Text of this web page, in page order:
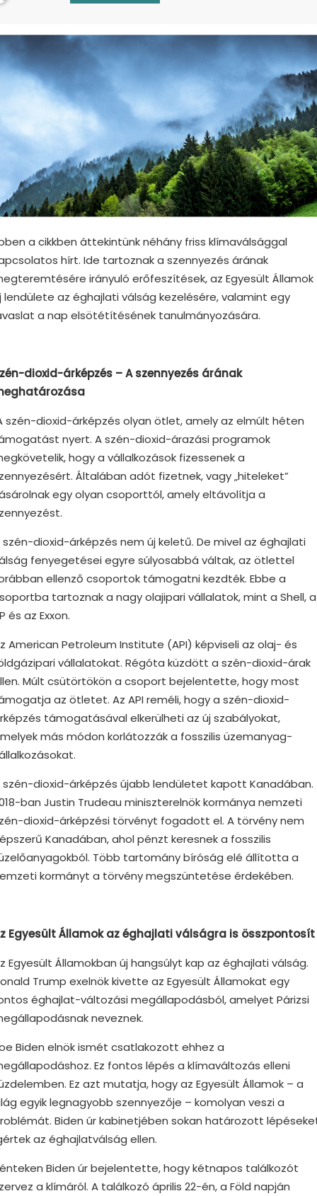
a cikkben áttekintünk néhány friss klímaválsággal
hírt. Ide tartoznak a szennyezés árának
irányuló erőfeszítések, az Egyesült Államok
lendülete az éghajlati válság kezelésére, valamint egy
a nap elsötétítésének tanulmányozására.
dioxid-árképzés – A szennyezés árának
szén-dioxid-árképzés olyan ötlet, amely az elmúlt héten
nyert. A szén-dioxid-árazási programok
hogy a vállalkozások fizessenek a
Általában adót fizetnek, vagy „hiteleket”
egy olyan csoporttól, amely eltávolítja a
szén-dioxid-árképzés nem új keletű. De mivel az éghajlati
fenyegetései egyre súlyosabbá váltak, az ötlettel
ellenző csoportok támogatni kezdték. Ebbe a
tartoznak a nagy olajipari vállalatok, mint a Shell, a
és az Exxon.
American Petroleum Institute (API) képviseli az olaj- és
vállalatokat. Régóta küzdött a szén-dioxid-árak
Múlt csütörtökön a csoport bejelentette, hogy most
az ötletet. Az API reméli, hogy a szén-dioxid-
támogatásával elkerülheti az új szabályokat,
más módon korlátozzák a fosszilis üzemanyag-
szén-dioxid-árképzés újabb lendületet kapott Kanadában.
ban Justin Trudeau miniszterelnök kormánya nemzeti
dioxid-árképzési törvényt fogadott el. A törvény nem
Kanadában, ahol pénzt keresnek a fosszilis
Több tartomány bíróság elé állította a
kormányt a törvény megszüntetése érdekében.
Egyesült Államok az éghajlati válságra is összpontosít
Egyesült Államokban új hangsúlyt kap az éghajlati válság.
Trump exelnök kivette az Egyesült Államokat egy
éghajlat-változási megállapodásból, amelyet Párizsi
neveznek.
Biden elnök ismét csatlakozott ehhez a
Ez fontos lépés a klímaváltozás elleni
Ez azt mutatja, hogy az Egyesült Államok – a
egyik legnagyobb szennyezője – komolyan veszi a
Biden úr kabinetjében sokan határozott
az éghajlatválság ellen.
Biden úr bejelentette, hogy kétnapos találkozót
a klímáról. A találkozó április 22-én, a Föld napján